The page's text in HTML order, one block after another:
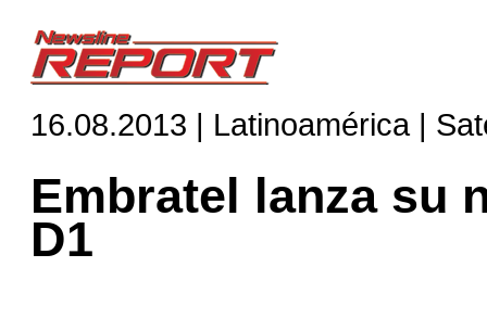
16.08.2013 | Latinoamérica |
Embratel lanza su
D1